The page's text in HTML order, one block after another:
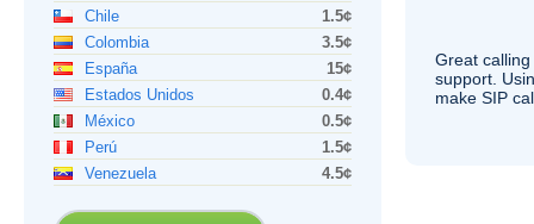
Chile
1.5¢
Colombia
3.5¢
España
15¢
Estados Unidos
0.4¢
México
0.5¢
Perú
1.5¢
Venezuela
4.5¢
Great
support.
make SIP